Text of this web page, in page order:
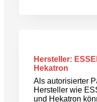
Hersteller:
Hekatron
Als autorisierter
Hersteller wie
und Hekatron